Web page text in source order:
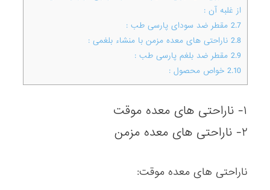
از غلبه آن :
2.7 مقطر ضد سودای پارسی طب :
2.8 ناراحتی های معده مزمن با منشاء بلغمی :
2.9 مقطر ضد بلغم پارسی طب :
2.10 خواص محصول :
۱- ناراحتی های معده موقت
۲- ناراحتی های معده مزمن
ناراحتی های معده موقت: